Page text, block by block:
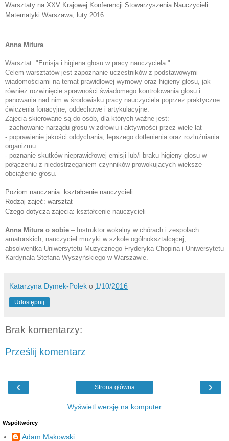
Warsztaty na XXV Krajowej Konferencji Stowarzyszenia Nauczycieli
Matematyki Warszawa , luty 2016
Anna Mitura
Warsztat: "Emisja i higiena głosu w pracy nauczyciela."
Celem warsztatów jest zapoznanie uczestników z podstawowymi
wiadomościami na temat prawidłowej wymowy oraz higieny głosu, jak
panowania nad nim w środowisku pracy nauczyciela poprzez praktyczne
ćwiczenia fonacyjne, oddechowe i artykulacyjne.
Zajęcia skierowane są do osób, dla których ważne jest:
- zachowanie narządu głosu w zdrowiu i aktywności przez wiele lat
- poprawienie jakości oddychania, lepszego dotlenienia oraz rozluźniania
organizmu
- poznanie skutków nieprawidłowej emisji lub/i braku higieny głosu w
połączeniu z niedostrzeganiem czynników prowokujących większe
obciążenie głosu.
Poziom nauczania: kształcenie nauczycieli
Rodzaj zajęć: warsztat
Czego dotyczą zajęcia: kształcenie nauczycieli
Anna Mitura o sobie – Instruktor wokalny w chórach i zespołach
amatorskich, nauczyciel muzyki w szkole ogólnokształcącej,
absolwentka Uniwersytetu Muzycznego Fryderyka Chopina i Uniwersytetu
Kardynała Stefana Wyszyńskiego w Warszawie.
Katarzyna Dymek-Polek o 1/10/2016
Udostępnij
Brak komentarzy:
Prześlij komentarz
‹ ›
Strona główna
Wyświetl wersję na komputer
Współtwórcy
Adam Makowski